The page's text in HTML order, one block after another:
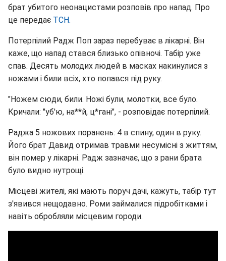
брат убитого неонацистами розповів про напад. Про
це передає ТСН.
Потерпілий Радж Поп зараз перебуває в лікарні. Він
каже, що напад стався близько опівночі. Табір уже
спав. Десять молодих людей в масках накинулися з
ножами і били всіх, хто попався під руку.
"Ножем сюди, били. Ножі були, молотки, все було.
Кричали: "уб'ю, на**й, ц*гані", - розповідає потерпілий.
Раджа 5 ножових поранень: 4 в спину, один в руку.
Його брат Давид отримав травми несумісні з життям,
він помер у лікарні. Радж зазначає, що з рани брата
було видно нутрощі.
Місцеві жителі, які мають поруч дачі, кажуть, табір тут
з'явився нещодавно. Роми займалися підробітками і
навіть обробляли місцевим городи.